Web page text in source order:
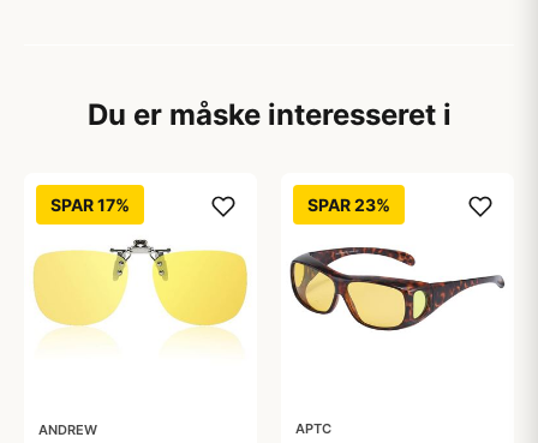
Du er måske interesseret i
SPAR 17%
ANDREW
SPAR 23%
APTC